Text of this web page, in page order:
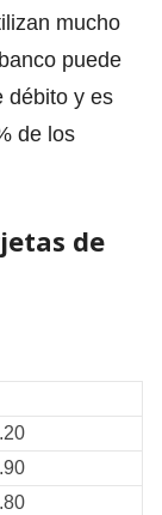
mucho
puede
débito y es
de los
de